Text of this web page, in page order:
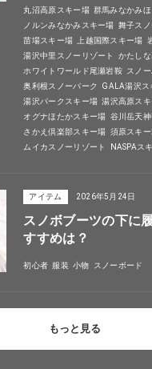
丸沼高原スキー場 群馬みなかみ
ノルンみなかみスキー場 舞子ス
苗場スキー場
上越国際スキー場
湯沢中里スノーリゾート
かたし
ホワイトワールド尾瀬岩鞍 スノ
奥利根スノーパーク
GALA湯沢ス
湯沢パークスキー場 湯沢高原ス
オグナほたかスキー場 谷川岳天
さかえ倶楽部スキー場 須原スキ
ムイカスノーリゾート
NASPAス
アイテム 2026年5月24日
スノボブーツの下に
すすめは？
初心者 服装 小物 スノーボード
もっと見る